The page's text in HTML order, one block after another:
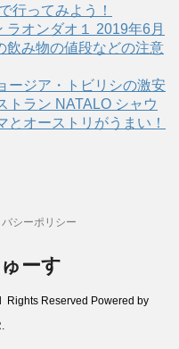
行ってみよう！
ラオンダオ１ 2019年6月
飲み物の値段などの注意
ージア・トビリシの激安
トラン NATALO シャウ
とオーストリがうまい！
シーポリシー
ーす
Rights Reserved Powered by